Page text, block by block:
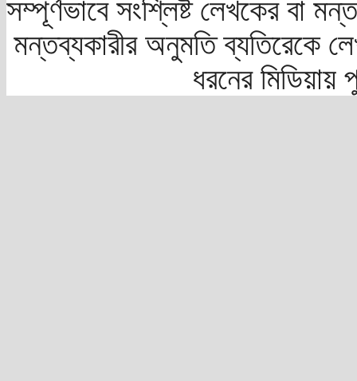
সম্পূর্ণভাবে সংশ্লিষ্ট লেখকের বা
মন্তব্যকারীর অনুমতি ব্যতিরেকে
ধরনের মিডিয়ায়